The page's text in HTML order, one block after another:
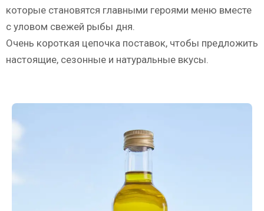
которые становятся главными героями меню вместе
с уловом свежей рыбы дня.
Очень короткая цепочка поставок, чтобы предложить
настоящие, сезонные и натуральные вкусы.